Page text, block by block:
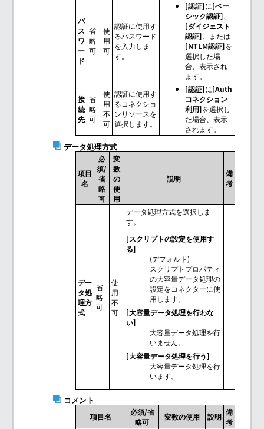
パ
ス
ワ
ー
ド
省
略
可
使
用
可
認証に使用す
るパスワード
を入力しま
す。
[認証]に[ベー
シック認証]
[ダイジェスト
認証] 、または
[NTLM認証]を
選択した場
合、表示され
ます。
接
続
先
省
略
可
使
用
不
可
認証に使用す
るコネクショ
ンリソースを
選択します。
[認証]に[Auth
コネクション
利用]を選択し
た場合、表示
されます。
データ処理方式
項目
名
必
須/
省
略
可
変
数
の
使
用
説明
備
考
デー
タ処
理方
式
省
略
可
使
用
不
可
データ処理方式を選択しま
す。
[スクリプトの設定を使用す
る]
(デフォルト)
スクリプトプロパティ
の大容量データ処理の
設定をコネクターに使
用します。
[大容量データ処理を行わな
い]
大容量データ処理を行
いません。
[大容量データ処理を行う]
大容量データ処理を行
います。
コメント
項目名
必須/省
略可
変数の使用 説明 備
考